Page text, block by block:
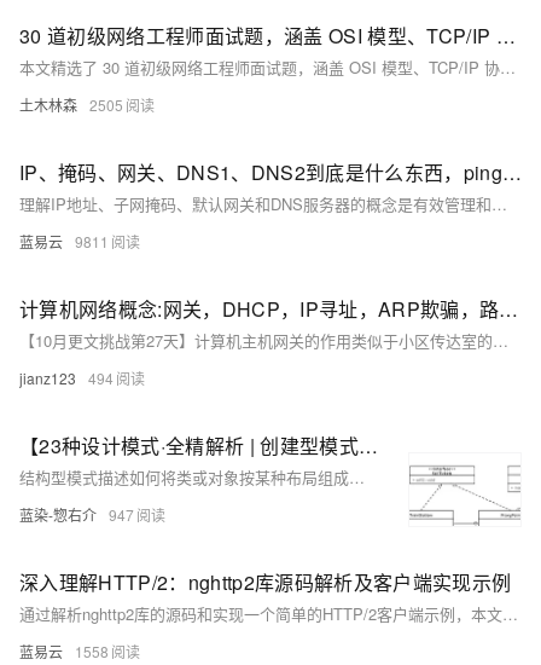
30 道初级网络工程师面试题，涵盖 OSI 模型、TCP/IP 协议栈、IP 地址、子网掩码、VLAN、STP、DHCP、DNS、防火墙、NAT、VPN 等基础知识和技术，帮助小白们充分准备面试，顺利踏入职场
本文精选了 30 道初级网络工程师面试题，涵盖 OSI 模型、TCP/IP 协议栈、IP 地址、子网掩码、VLAN、STP、DHCP、DNS、防火墙、NAT、VPN 等基础知识和技术，帮助小白们充分准备面试，顺利踏入职场。
土木林森 2505
IP、掩码、网关、DNS1、DNS2到底是什么东西，ping telnet测试
理解IP地址、子网掩码、默认网关和DNS服务器的概念是有效管理和配置网络的基础。通过使用ping和telnet命令，可以测试网络连通性和服务状态，快速诊断和解决网络问题。这些工具和概念是网络管理员和IT专业人员日常工作中不可或缺的部分。希望本文提供的详细解释和示例能够帮助您更好地理解和应用这些网络配置和测试工具。
蓝易云 9811
计算机网络概念:网关，DHCP，IP寻址，ARP欺骗，路由，DDOS等
【10月更文挑战第27天】计算机主机网关的作用类似于小区传达室的李大爷，负责将内部网络的请求转发到外部网络。当小区内的小不点想与外面的小明通话时，必须通过李大爷（网关）进行联系。网关不仅帮助内部设备与外部通信，还负责路由选择，确保数据包高效传输。此外，网关还参与路由表的维护和更新，确保网络路径的准确性。
jianz123 494
【23种设计模式·全精解析 | 创建型模式篇】5种创建型模式的结构概述、实现、优缺点、扩展、使用场景、源码解析
结构型模式描述如何将类或对象按某种布局组成更大的结构。它分为类结构型模式和对象结构型模式，前者采用继承机制来组织接口和类，后者釆用组合或聚合来组合对象。由于组合关系或聚合关系比继承关系耦合度低，满足“合成复用原则”，所以对象结构型模式比类结构型模式具有更大的灵活性。 结构型模式分为以下 7 种： • 代理模式 • 适配器模式 • 装饰者模式 • 桥接模式 • 外观模式 • 组合模式 • 享元模式
蓝染-惣右介 947
深入理解HTTP/2：nghttp2库源码解析及客户端实现示例
通过解析nghttp2库的源码和实现一个简单的HTTP/2客户端示例，本文详细介绍了HTTP/2的关键特性和nghttp2的核心实现。了解这些内容可以帮助开发者更好地理解HTTP/2协议，提高Web应用的性能和用户体验。对于实际开发中的应用，可以根据需要进一步优化和扩展代码，以满足具体需求。
蓝易云 1558